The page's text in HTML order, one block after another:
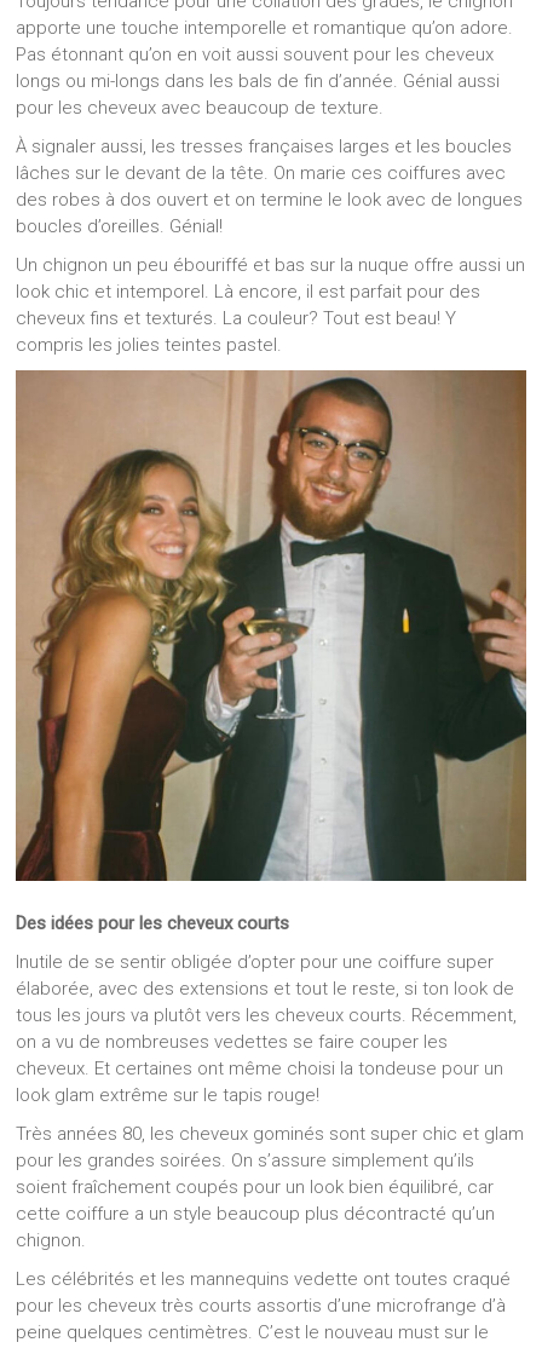
apporte une touche intemporelle et romantique qu’on adore.
Pas étonnant qu’on en voit aussi souvent pour les cheveux
longs ou mi-longs dans les bals de fin d’année. Génial aussi
pour les cheveux avec beaucoup de texture.
À signaler aussi, les tresses françaises larges et les boucles
lâches sur le devant de la tête. On marie ces coiffures avec
des robes à dos ouvert et on termine le look avec de longues
boucles d’oreilles. Génial!
Un chignon un peu ébouriffé et bas sur la nuque offre aussi un
look chic et intemporel. Là encore, il est parfait pour des
cheveux fins et texturés. La couleur? Tout est beau! Y
compris les jolies teintes pastel.
Des idées pour les cheveux courts
Inutile de se sentir obligée d’opter pour une coiffure super
élaborée, avec des extensions et tout le reste, si ton look de
tous les jours va plutôt vers les cheveux courts. Récemment,
on a vu de nombreuses vedettes se faire couper les
cheveux. Et certaines ont même choisi la tondeuse pour un
look glam extrême sur le tapis rouge!
Très années 80, les cheveux gominés sont super chic et glam
pour les grandes soirées. On s’assure simplement qu’ils
soient fraîchement coupés pour un look bien équilibré, car
cette coiffure a un style beaucoup plus décontracté qu’un
chignon.
Les célébrités et les mannequins vedette ont toutes craqué
pour les cheveux très courts assortis d’une microfrange d’à
peine quelques centimètres. C’est le nouveau must sur le